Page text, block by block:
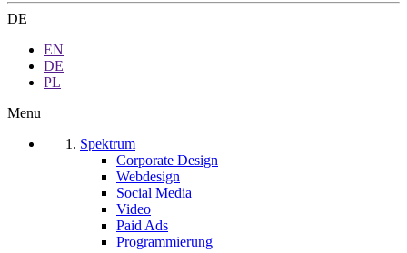
DE
EN
DE
PL
Menu
Spektrum
Corporate Design
Webdesign
Social Media
Video
Paid Ads
Programmierung